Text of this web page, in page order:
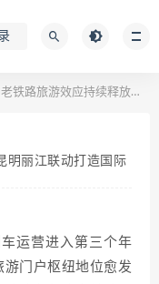
应持续释放，昆明丽江联动打造国际旅游新名片
明丽江联动打造国际
运营进入第三个年
门户枢纽地位愈发